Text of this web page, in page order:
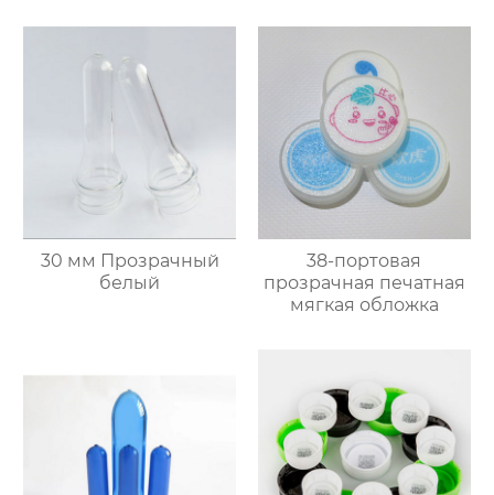
30 мм Прозрачный
белый
38-портовая
прозрачная печатная
мягкая обложка